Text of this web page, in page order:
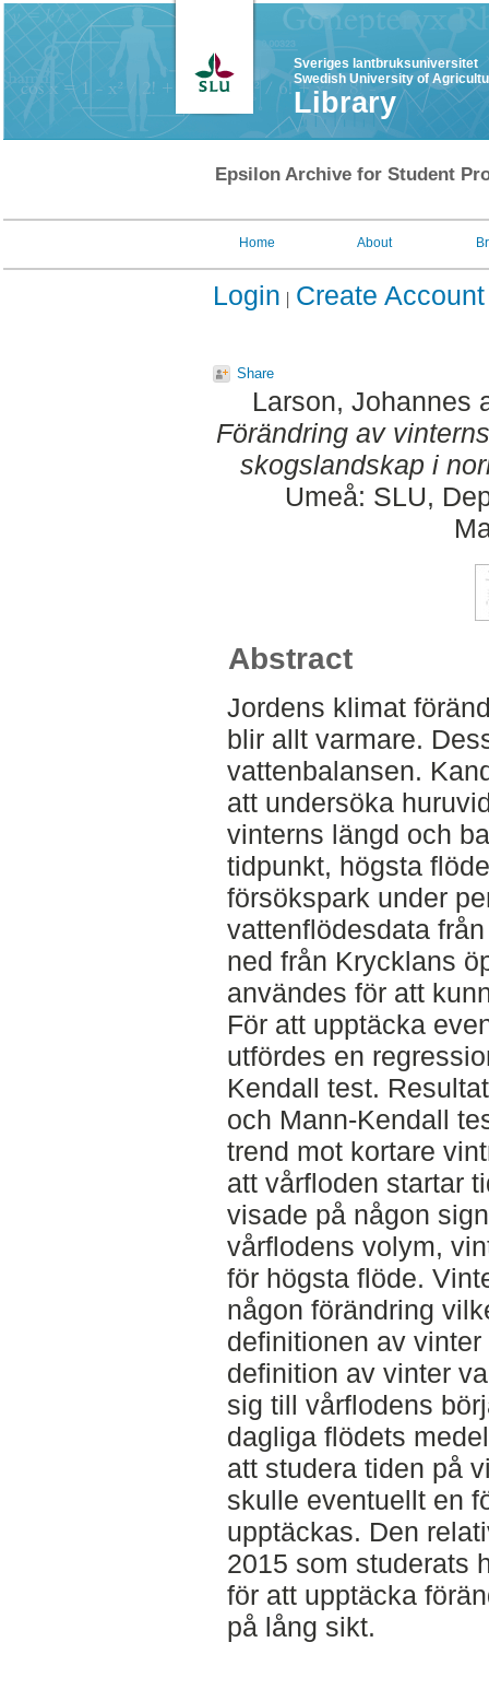
Sveriges lantbruksuniversitet
Swedish University of
Library
Epsilon Archive for Student
Home About
Login Create Account
Share
Larson, Johannes
Förändring av
skogslandskap i
Umeå: SLU,
Abstract
Jordens klimat
blir allt varmare.
vattenbalansen.
att undersöka
vinterns längd och
tidpunkt, högsta
försökspark under
vattenflödesdata
ned från Krycklans
användes för att
För att upptäcka
utfördes en
Kendall test.
och Mann-Kendall
trend mot kortare
att vårfloden startar
visade på någon
vårflodens volym,
för högsta flöde.
någon förändring
definitionen av
definition av vinter
sig till vårflodens
dagliga flödets
att studera tiden på
skulle eventuellt en
upptäckas. Den
2015 som studerats
för att upptäcka
på lång sikt.